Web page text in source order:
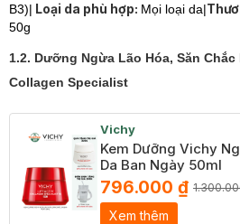
B3)| Loại da phù hợp: Mọi loại da|
50g
1.2. Dưỡng Ngừa Lão Hóa, Săn
Collagen Specialist
Vichy
Kem Dưỡng Vichy
Da Ban Ngày 50ml
796.000 ₫
Xem thêm